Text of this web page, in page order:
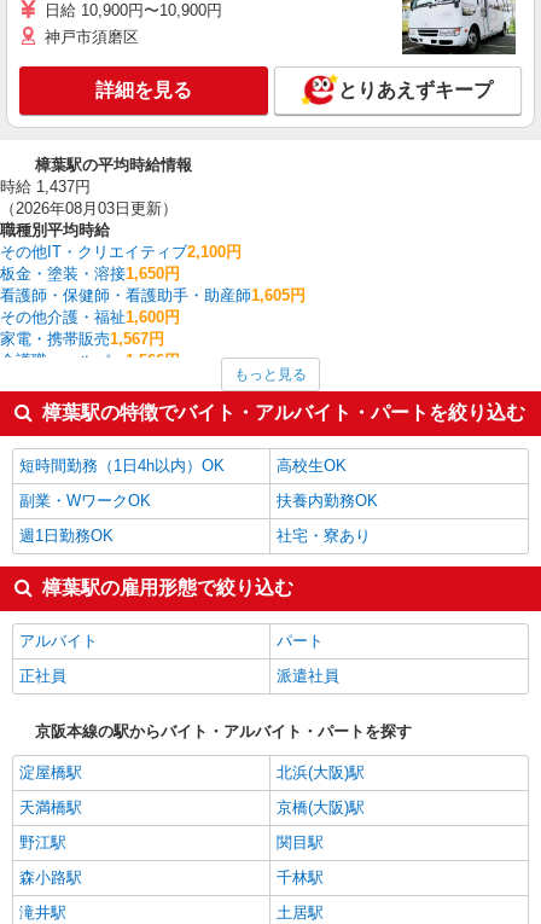
日給 10,900円〜10,900円
神戸市須磨区
詳細を見る とりあえずキープ
樟葉駅の平均時給情報
時給 1,437円
（2026年08月03日更新）
職種別平均時給
その他IT・クリエイティブ2,100円
板金・塗装・溶接1,650円
看護師・保健師・看護助手・助産師1,605円
その他介護・福祉1,600円
家電・携帯販売1,567円
介護職・ヘルパー 1,566円
1,550円
幼稚園教諭1,550円
フォークリフト 1,529円
クレーン・玉掛1,500円
樟葉駅の他の職種の平均時給を見る
もっと見る
樟葉駅の特徴でバイト・アルバイト・パートを絞り込む
短時間勤務（1日4h以内）OK
高校生OK
副業・WワークOK
扶養内勤務OK
週1日勤務OK
社宅・寮あり
樟葉駅の雇用形態で絞り込む
アルバイト
パート
正社員
派遣社員
京阪本線の駅からバイト・アルバイト・パートを探す
淀屋橋駅
北浜(大阪)駅
天満橋駅
京橋(大阪)駅
野江駅
関目駅
森小路駅
千林駅
滝井駅
土居駅